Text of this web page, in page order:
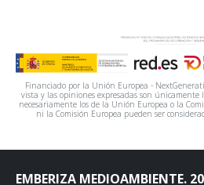
Financiado por la Unión Europea -
vista y las opiniones expresadas son
necesariamente los de la Unión Europea o la
ni la Comisión Europea pueden ser
EMBERIZA MEDIOAMBIENTE.